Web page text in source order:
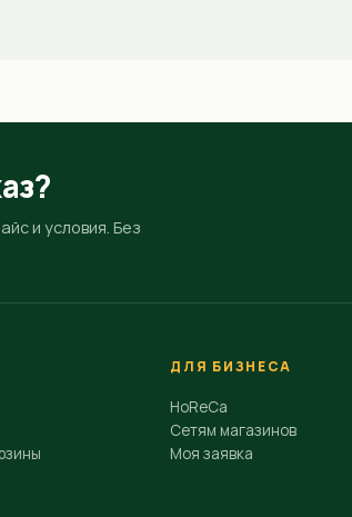
и условия. Без
ДЛЯ БИЗНЕСА
HoReCa
Сетям магазинов
Моя заявка